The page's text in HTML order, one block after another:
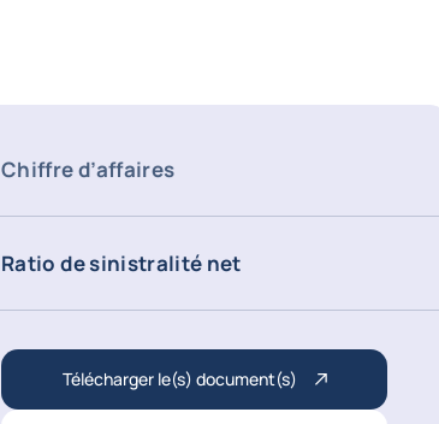
Chiffre d’affaires
Ratio de sinistralité net
Télécharger le(s) document(s)